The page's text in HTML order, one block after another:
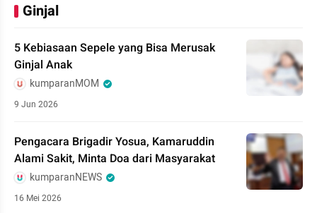
Ginjal
5 Kebiasaan Sepele yang Bisa Merusak
Ginjal Anak
kumparanMOM
9 Jun 2026
Pengacara Brigadir Yosua, Kamaruddin
Alami Sakit, Minta Doa dari Masyarakat
kumparanNEWS
16 Mei 2026